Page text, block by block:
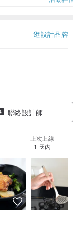
逛設計品牌
聯絡設計師
上次上線
1 天內